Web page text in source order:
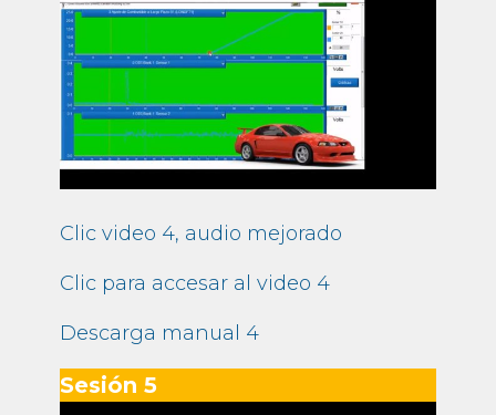
Clic video 4, audio mejorado
Clic para accesar al video 4
Descarga manual 4
Sesión 5